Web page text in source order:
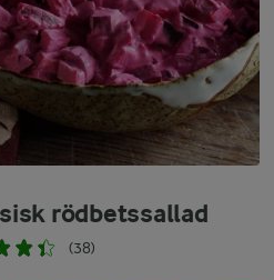
rödbetssallad
(38)